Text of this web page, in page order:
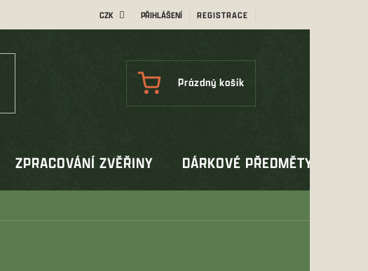
CZK PŘIHLÁŠENÍ REGISTRACE
NÁKUPNÍ
Prázdný košík
ZPRACOVÁNÍ ZVĚŘINY DÁRKOVÉ PŘEDMĚTY